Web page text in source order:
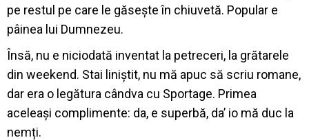
pe restul pe care le găsește în chiuvetă. Popular e
pâinea lui Dumnezeu.
Însă, nu e niciodată inventat la petreceri, la grătarele
din weekend. Stai liniștit, nu mă apuc să scriu romane,
dar era o legătura cândva cu Sportage. Primea
aceleași complimente: da, e superbă, da’ io mă duc la
nemți.